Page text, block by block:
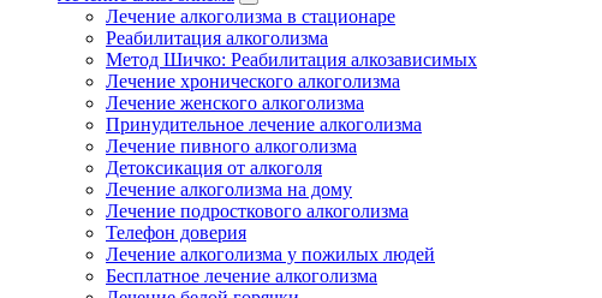
Лечение алкоголизма в стационаре
Реабилитация алкоголизма
Метод Шичко: Реабилитация алкозависимых
Лечение хронического алкоголизма
Лечение женского алкоголизма
Принудительное лечение алкоголизма
Лечение пивного алкоголизма
Детоксикация от алкоголя
Лечение алкоголизма на дому
Лечение подросткового алкоголизма
Телефон доверия
Лечение алкоголизма у пожилых людей
Бесплатное лечение алкоголизма